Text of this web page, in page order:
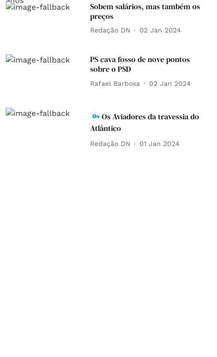
Sobem salários, mas também os
preços
Redação DN 02 Jan 2024
PS cava fosso de nove pontos
sobre o PSD
Rafael Barbosa 02 Jan 2024
Os Aviadores da travessia do
Atlântico
Redação DN 01 Jan 2024